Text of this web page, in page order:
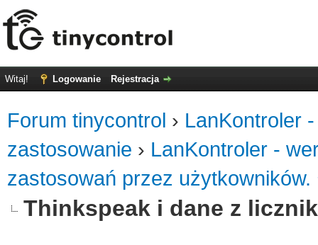
Witaj! Logowanie Rejestracja
Forum tinycontrol › LanKontroler
zastosowanie › LanKontroler -
zastosowań przez użytkowników.
Thinkspeak i dane z